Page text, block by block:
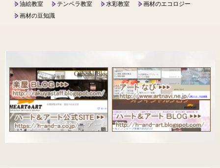
油絵教室 テンペラ教室 水彩教室
画材のエコロジー
画材の豆知識